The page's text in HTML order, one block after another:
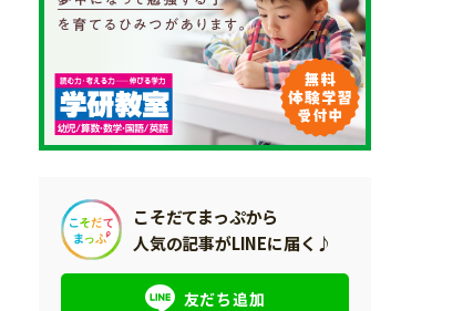
こそだてまっぷから
人気の記事がLINEに届く♪
友だち追加